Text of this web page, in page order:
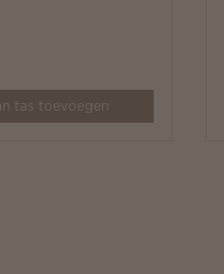
tas toevoegen